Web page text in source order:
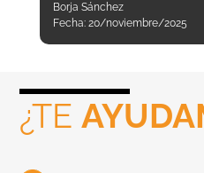
Borja Sánchez
Fecha: 20/noviembre/2025
¿TE